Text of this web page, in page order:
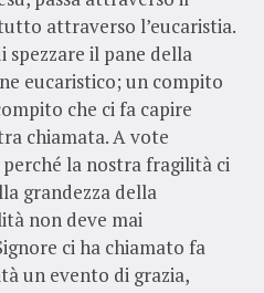
attraverso l’eucaristia.
spezzare il pane della
eucaristico; un compito
che ci fa capire
chiamata. A vote
la nostra fragilità ci
grandezza della
non deve mai
ci ha chiamato fa
un evento di grazia,